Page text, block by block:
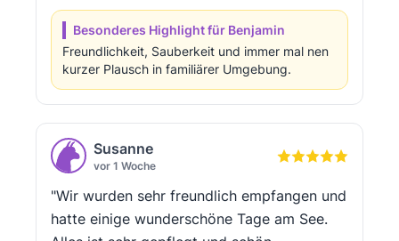
Besonderes Highlight für Benjamin
Freundlichkeit, Sauberkeit und immer mal nen
kurzer Plausch in familiärer Umgebung.
Susanne
vor 1 Woche
"Wir wurden sehr freundlich empfangen und
hatte einige wunderschöne Tage am See.